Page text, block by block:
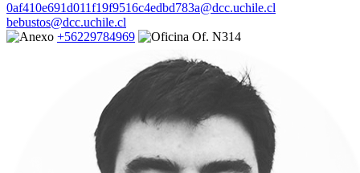
0af410e691d011f19f9516c4edbd783a@dcc.uchile.cl
bebustos@dcc.uchile.cl
+56229784969
Of. N314